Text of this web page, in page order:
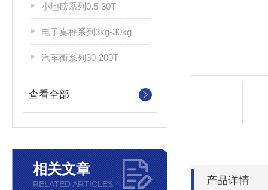
小地磅系列0.5-30T
电子桌秤系列3kg-30kg
汽车衡系列30-200T
查看全部
相关文章
RELATED ARTICLES 产品详情